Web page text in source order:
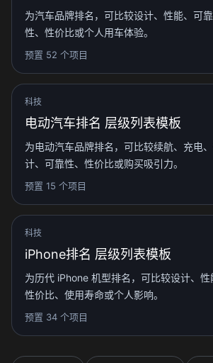
为汽车品牌排名，可比较设计、性能、可
性、性价比或个人用车体验。
预置 52 个项目
科技
电动汽车排名 层级列表模板
为电动汽车品牌排名，可比较续航、充电
计、可靠性、性价比或购买吸引力。
预置 15 个项目
科技
iPhone排名 层级列表模板
为历代 iPhone 机型排名，可比较设计、性
性价比、使用寿命或个人影响。
预置 34 个项目